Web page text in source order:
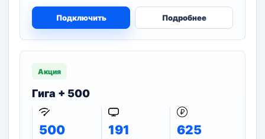
Подключить Подробнее
Акция
Гига + 500
500 191 625